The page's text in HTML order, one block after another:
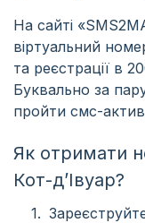
На сайті
віртуальний
та реєстрації в
Буквально за
пройти смс-
Як отримати
Кот-дʼІвуар?